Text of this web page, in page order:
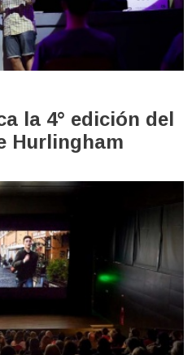
la 4° edición del
Hurlingham